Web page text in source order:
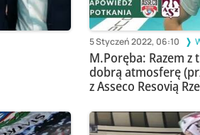
5 Styczeń 2022, 06:10
M.Poręba: Razem
dobrą atmosferę
z Asseco Resovią